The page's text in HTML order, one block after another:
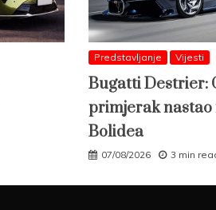
Predstavljanje Vijesti
Bugatti Destrier:
primjerak nastao
Bolidea
07/08/2026 3 min